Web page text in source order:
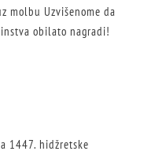
molbu Uzvišenome da
obilato nagradi!
1447. hidžretske